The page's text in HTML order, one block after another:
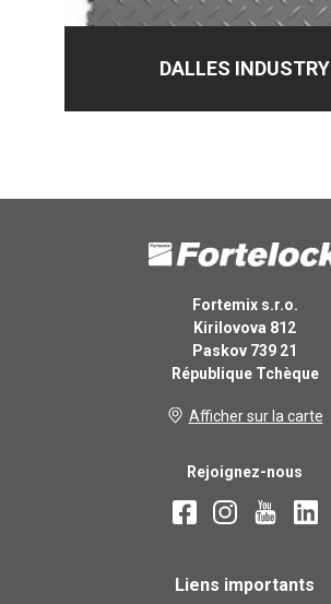
DALLES INDUSTRY
Fortemix s.r.o.
Kirilovova 812
Paskov 739 21
République Tchèque
Afficher sur la carte
Rejoignez-nous
Liens importants